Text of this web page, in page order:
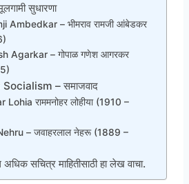
सुधारणा
Ambedkar – भीमराव रामजी आंबेडकर
Agarkar – गोपाळ गणेश आगरकर
– समाजवाद
राममनोहर लोहीया (1910 –
– जवाहरलाल नेहरू (1889 –
अधिक सचित्र माहितीसाठी हा लेख वाचा.